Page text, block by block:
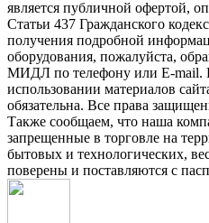
является публичной офертой,
Статьи 437 Гражданского
получения подробной
оборудования, пожалуйста,
МИДЛ по телефону или E-mail.
использовании материалов
обязательна. Все права
Также сообщаем, что наша
запрещенные в торговле на
бытовых и технологических,
поверены и поставляются с